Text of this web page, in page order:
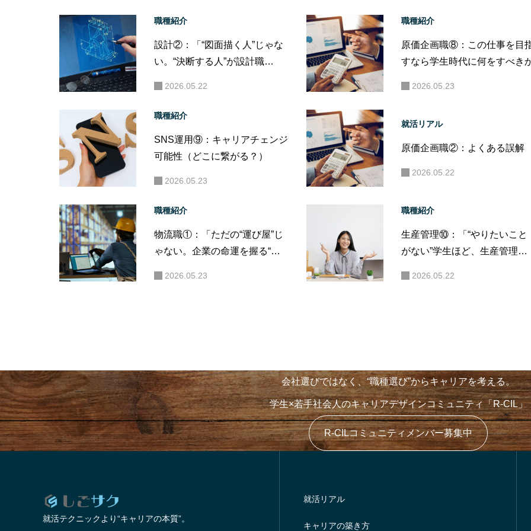
職種紹介
設計②：「“図面描く人”じゃな
い。“決断する人”が設計職
2026.05.22
職種紹介
原価企画職⑧：この仕事を目
すなら学生時代に何をすべき
2026.05.23
職種紹介
SNS運用⑨：キャリアチェンジ
可能性（どこに繋がる？）
2026.05.23
就活リアル
原価企画職②：よくある誤解
2026.05.22
職種紹介
物流職①：「ただの“運び屋”じ
ゃない。企業の命運を握る“戦
2026.05.23
職種紹介
生産管理⑩：「“やりたいこと
がない”学生ほど、生産管理っ
2026.05.22
会社選びではなく、“職種選び”からキャリアを考える。
学生×若手社会人のキャリアデザインコミュニティ「R-CIL」
R-CILコミュニティメンバー募集中
就活テクニックより“キャリアの本質”。
就活リアル
キャリアの築き方